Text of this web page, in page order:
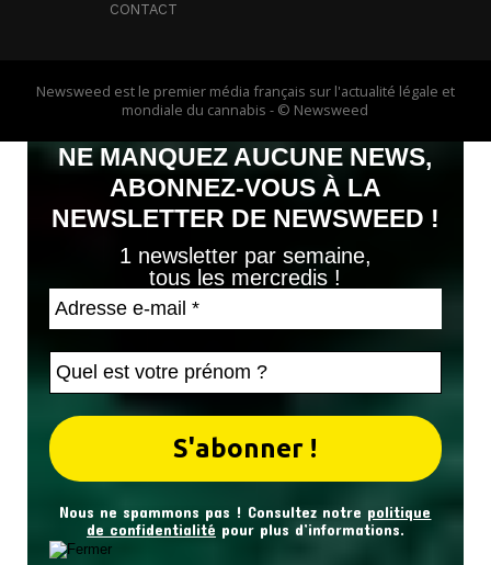
CONTACT
Newsweed est le premier média français sur l'actualité légale et
mondiale du cannabis - © Newsweed
NE MANQUEZ AUCUNE NEWS,
ABONNEZ-VOUS À LA
NEWSLETTER DE NEWSWEED !
1 newsletter par semaine,
tous les mercredis !
Nous ne spammons pas ! Consultez notre politique
de confidentialité pour plus d’informations.